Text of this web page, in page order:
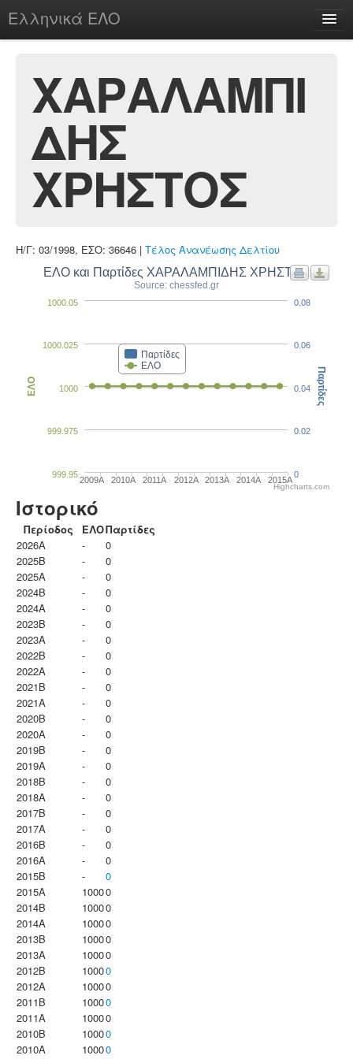
Ελληνικά ΕΛΟ
chesstu.be @ discord
Login
ΧΑΡΑΛΑΜΠΙ
ΔΗΣ
ΧΡΗΣΤΟΣ
Η/Γ: 03/1998, ΕΣΟ: 36646 | Τέλος Ανανέωσης Δελτίου
ΕΛΟ και Παρτίδες ΧΑΡΑΛΑΜΠΙΔΗΣ ΧΡΗΣΤΟΣ
Source: chessfed.gr
Παρτίδες
ΕΛΟ
2009A 2010A 2011A 2012A 2013A 2014A 2015A
999.95
999.975
1000
1000.025
1000.05
ΕΛΟ
0
0.02
0.04
0.06
0.08
Παρτίδες
Highcharts.com
Ιστορικό
Περίοδος ΕΛΟΠαρτίδες
2026A
-
0
2025B
-
0
2025A
-
0
2024B
-
0
2024A
-
0
2023B
-
0
2023Α
-
0
2022B
-
0
2022A
-
0
2021B
-
0
2021A
-
0
2020B
-
0
2020A
-
0
2019B
-
0
2019A
-
0
2018B
-
0
2018A
-
0
2017B
-
0
2017A
-
0
2016B
-
0
2016A
-
0
2015B
-
0
2015A
10000
2014B
10000
2014A
10000
2013B
10000
2013A
10000
2012B
10000
2012A
10000
2011B
10000
2011A
10000
2010B
10000
2010A
10000